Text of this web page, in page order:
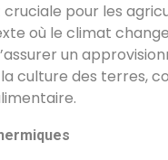
cruciale pour les
où le climat
un
culture des terres,